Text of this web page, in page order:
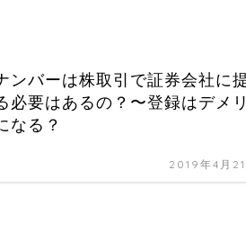
ンバーは株取引で証券会社に
必要はあるの？〜登録はデメリ
なる？
2019年4月21